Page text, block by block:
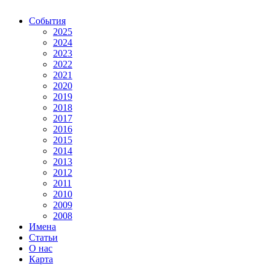
События
2025
2024
2023
2022
2021
2020
2019
2018
2017
2016
2015
2014
2013
2012
2011
2010
2009
2008
Имена
Статьи
О нас
Карта